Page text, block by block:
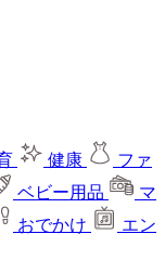
健康
ファ
ベビー用品
マ
おでかけ
エン